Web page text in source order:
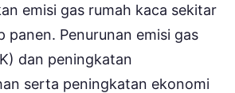
emisi gas rumah kaca sekitar
panen. Penurunan emisi gas
dan peningkatan
serta peningkatan ekonomi